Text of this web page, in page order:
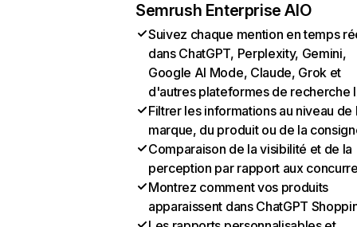
Semrush Enterprise AIO
Suivez chaque mention en temps
dans ChatGPT, Perplexity, Gemini,
Google AI Mode, Claude, Grok et
d'autres plateformes de recherche
Filtrer les informations au niveau de
marque, du produit ou de la
Comparaison de la visibilité et de la
perception par rapport aux
Montrez comment vos produits
apparaissent dans ChatGPT